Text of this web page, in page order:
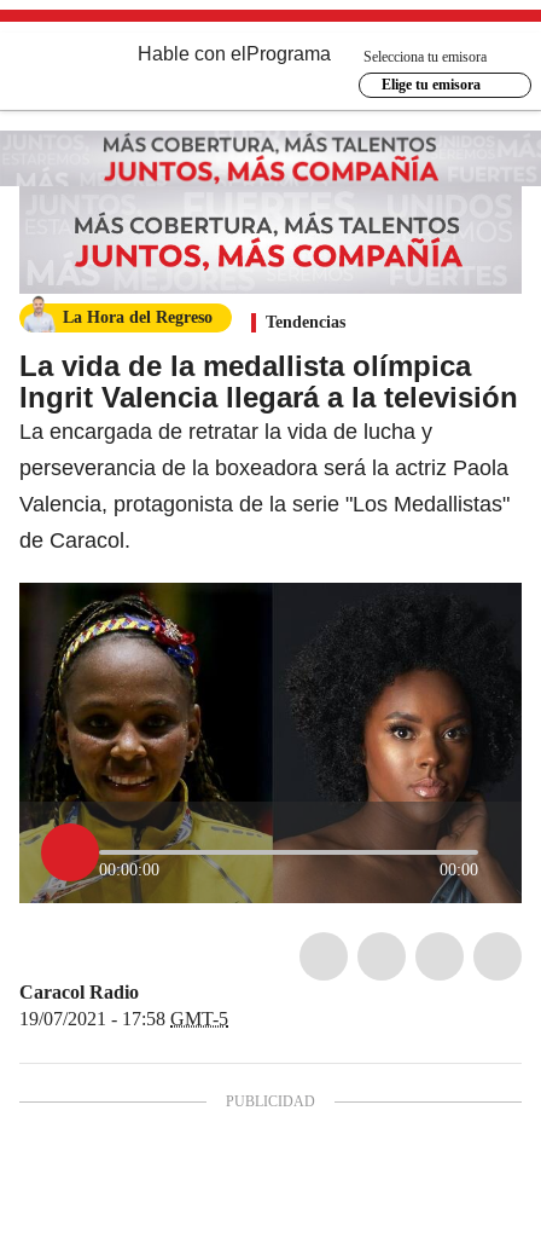
Hable con el Programa
Selecciona tu emisora
Elige tu emisora
La Hora del Regreso Tendencias
La vida de la medallista olímpica
Ingrit Valencia llegará a la televisión
La encargada de retratar la vida de lucha y
perseverancia de la boxeadora será la actriz Paola
Valencia, protagonista de la serie "Los Medallistas"
de Caracol.
00:00:00 00:00
Caracol Radio
19/07/2021 - 17:58 GMT-5